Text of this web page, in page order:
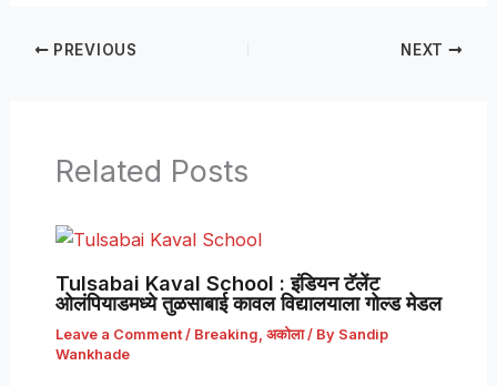
PREVIOUS NEXT
Related Posts
Tulsabai Kaval School : इंडियन टॅलेंट
ओलंपियाडमध्ये तुळसाबाई कावल विद्यालयाला गोल्ड मेडल
Leave a Comment / Breaking अकोला/ By Sandip
Wankhade